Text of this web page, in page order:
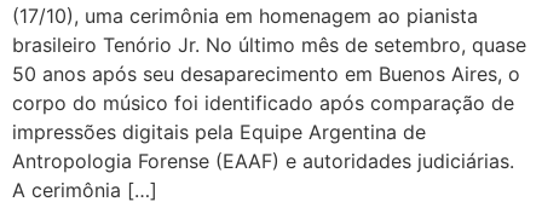
(17/10), uma cerimônia em homenagem ao pianista
brasileiro Tenório Jr. No último mês de setembro, quase
50 anos após seu desaparecimento em Buenos Aires, o
corpo do músico foi identificado após comparação de
impressões digitais pela Equipe Argentina de
Antropologia Forense (EAAF) e autoridades judiciárias.
A cerimônia […]